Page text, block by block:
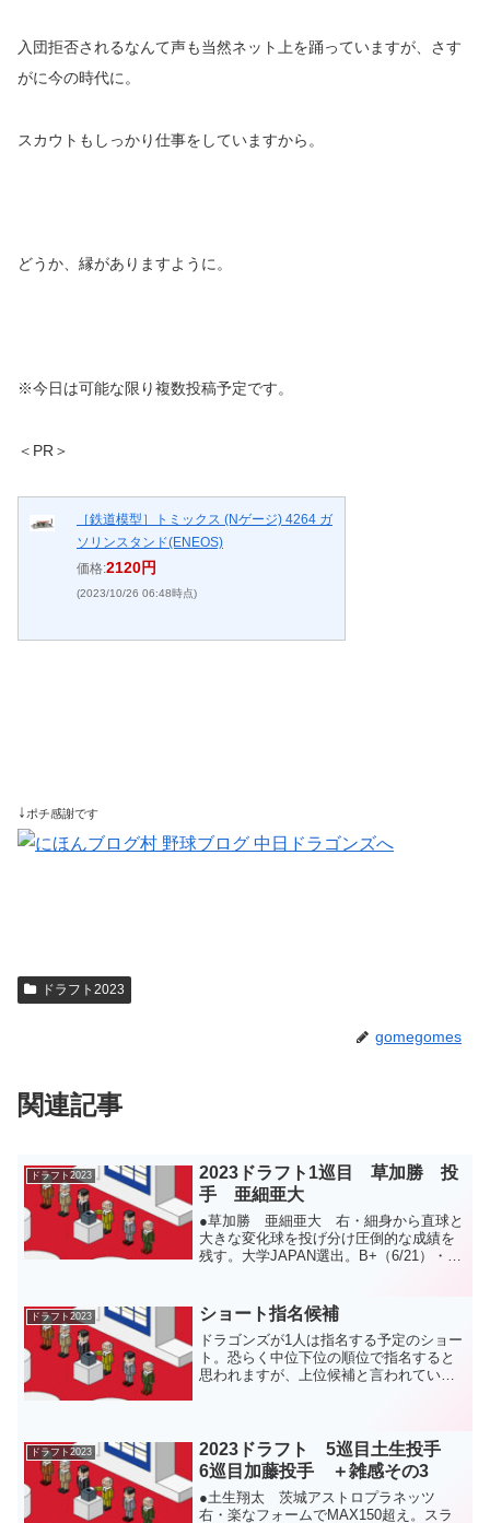
入団拒否されるなんて声も当然ネット上を踊っていますが、さす
がに今の時代に。
スカウトもしっかり仕事をしていますから。
どうか、縁がありますように。
※今日は可能な限り複数投稿予定です。
＜PR＞
［鉄道模型］トミックス (Nゲージ) 4264 ガ
ソリンスタンド(ENEOS)
価格:2120円
(2023/10/26 06:48時点)
↓ ポチ感謝です
ドラフト2023
gomegomes
関連記事
ドラフト2023
2023ドラフト1巡目 草加勝 投
手 亜細亜大
●草加勝 亜細亜大 右・細身から直球と
大きな変化球を投げ分け圧倒的な成績を
残す。大学JAPAN選出。B+（6/21）・ア
位確定か。B+（8/29）・秋リーグ2周目
初戦の...
ドラフト2023 ショート指名候補
ドラゴンズが1人は指名する予定のショー
ト。恐らく中位下位の順位で指名すると
思われますが、上位候補と言われている
ショート。大きな構えか...
ドラフト2023
2023ドラフト 5巡目土生投手
6巡目加藤投手 ＋雑感その3
●土生翔太 茨城アストロプラネッツ
右・楽なフォームでMAX150超え。スラ